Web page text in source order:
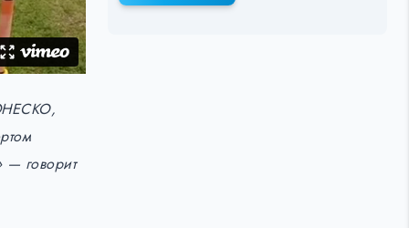
— говорит